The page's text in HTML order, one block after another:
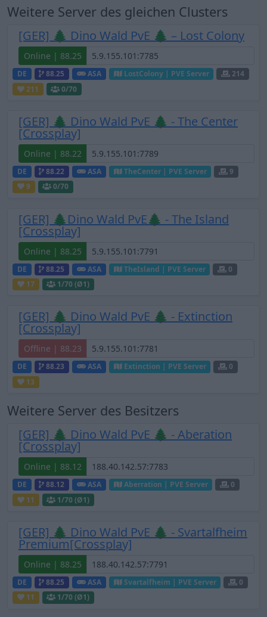
Weitere Server des gleichen Clusters
[GER] 🌲 Dino Wald PvE 🌲 – Lost Colony
Online | 88.25
DE 88.25 ASA LostColony | PVE Server
214
211
0/70
[GER] 🌲 Dino Wald PvE 🌲 - The Center
[Crossplay]
Online | 88.22
DE 88.22 ASA TheCenter | PVE Server
9
9
0/70
[GER] 🌲Dino Wald PvE🌲 - The Island
[Crossplay]
Online | 88.25
DE 88.25 ASA TheIsland | PVE Server
0
17
1/70 (Ø1)
[GER] 🌲 Dino Wald PvE 🌲 - Extinction
[Crossplay]
Offline | 88.23
DE 88.23 ASA Extinction | PVE Server
0
13
Weitere Server des Besitzers
[GER] 🌲 Dino Wald PvE 🌲 - Aberation
[Crossplay]
Online | 88.12
DE 88.12 ASA Aberration | PVE Server
0
11
1/70 (Ø1)
[GER] 🌲 Dino Wald PvE 🌲 - Svartalfheim
Premium[Crossplay]
Online | 88.25
DE 88.25 ASA Svartalfheim | PVE Server
0
11
1/70 (Ø1)